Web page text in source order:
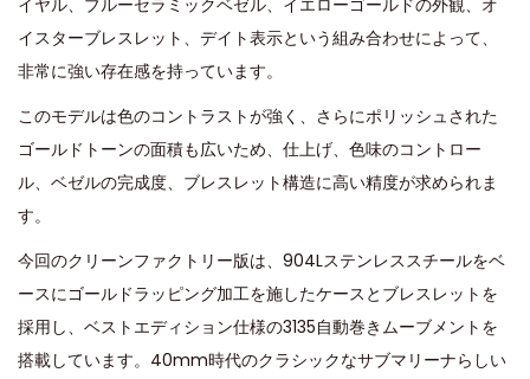
イスターブレスレット、デイト表示という組み合わせによって、
非常に強い存在感を持っています。
このモデルは色のコントラストが強く、さらにポリッシュされた
ゴールドトーンの面積も広いため、仕上げ、色味のコントロー
ル、ベゼルの完成度、ブレスレット構造に高い精度が求められま
す。
今回のクリーンファクトリー版は、904Lステンレススチールをベ
ースにゴールドラッピング加工を施したケースとブレスレットを
採用し、ベストエディション仕様の3135自動巻きムーブメントを
搭載しています。40mm時代のクラシックなサブマリーナらしい